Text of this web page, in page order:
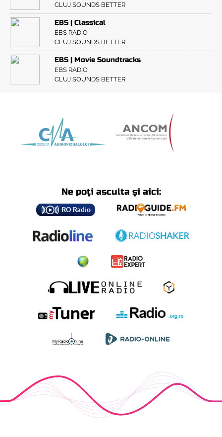
CLUJ SOUNDS BETTER
EBS | Classical
EBS RADIO
CLUJ SOUNDS BETTER
EBS | Movie Soundtracks
EBS RADIO
CLUJ SOUNDS BETTER
Ne poți asculta și aici: